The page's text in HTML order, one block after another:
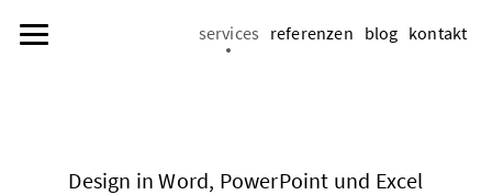
services referenzen blog kontakt
De­sign in Word, Power­Point und Excel